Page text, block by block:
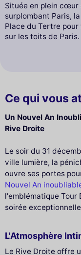
Située en plein
surplombant Paris,
Place du Tertre pour
sur les toits de Paris.
Ce qui vous
Un Nouvel An
Rive Droite
Le soir du 31
ville lumière, la
ouvre ses portes
Nouvel An
l'emblématique Tour
soirée
L'Atmosphère
Le Rive Droite offre